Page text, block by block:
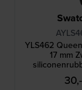
YLS462
17 mm
30,-